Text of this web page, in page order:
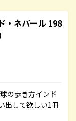
・ネパール 198
の歩き方インド
出して欲しい1冊